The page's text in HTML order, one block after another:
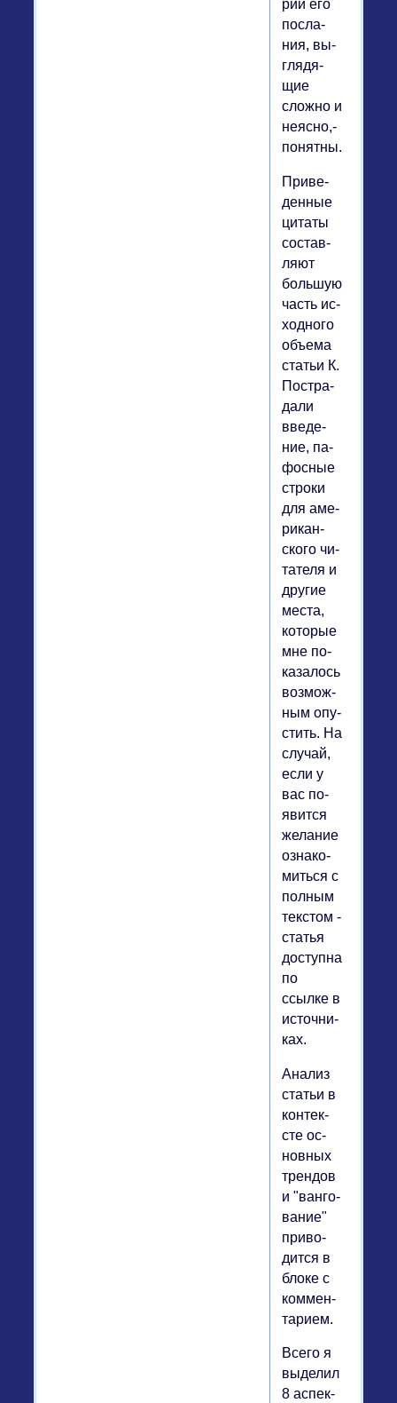
рии его
по­сла­
ния, вы­
гля­дя­
щие
сложно и
неясно,-
по­нят­ны.
При­ве­
ден­ные
цитаты
со­став­
ля­ют
боль­шую
часть ис­
ход­но­го
объема
статьи К.
По­стра­
да­ли
вве­де­
ние, па­
фос­ные
строки
для аме­
ри­кан­
ско­го чи­
та­те­ля и
другие
места,
ко­то­рые
мне по­
ка­за­лось
воз­мож­
ным опу­
стить. На
случай,
если у
вас по­
явит­ся
же­ла­ние
озна­ко­
мить­ся с
полным
тек­стом -
статья
до­ступ­на
по
ссылке в
ис­точ­ни­
ках.
Анализ
статьи в
кон­тек­
сте ос­
нов­ных
трен­дов
и "ван­го­
ва­ние"
при­во­
дит­ся в
блоке с
ком­мен­
та­ри­ем.
Всего я
вы­де­лил
8 ас­пек­